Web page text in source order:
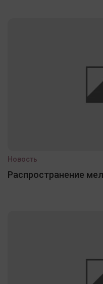
Новость
Распространение